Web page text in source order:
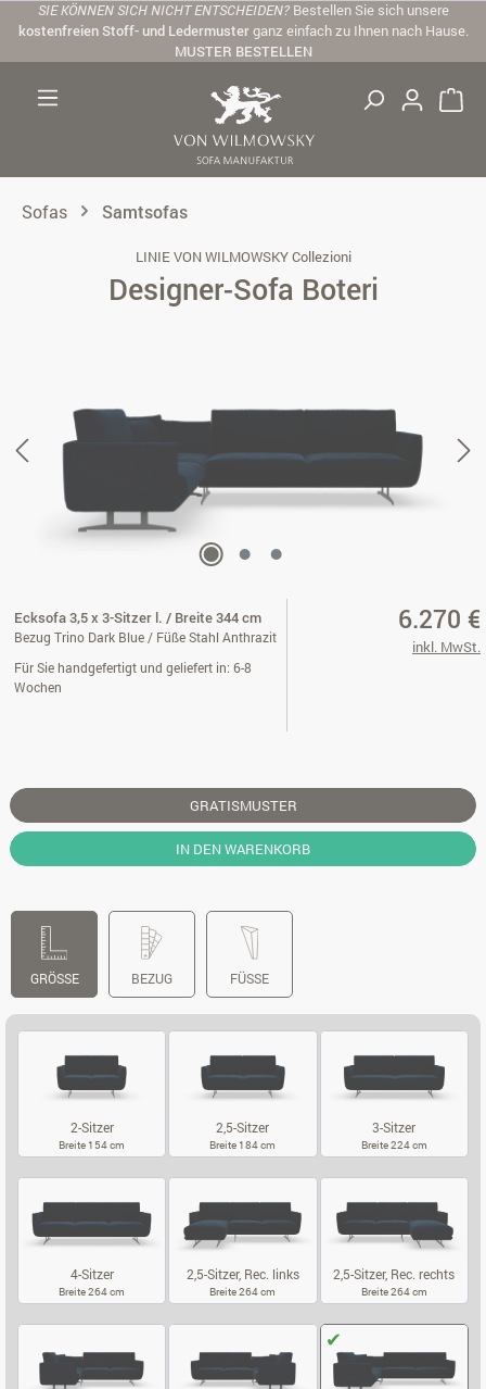
Zum Hauptinhalt springen
SIE KÖNNEN SICH NICHT ENTSCHEIDEN? Bestellen Sie sich unsere
kostenfreien Stoff- und Ledermusterganz einfach zu Ihnen nach Hause.
MUSTER BESTELLEN
Sofas Samtsofas
LINIE VON WILMOWSKY Collezioni
Designer-Sofa Boteri
Ecksofa 3,5 x 3-Sitzer l. / Breite 344 cm
Bezug Trino Dark Blue / Füße Stahl Anthrazit
Für Sie handgefertigt und geliefert in: 6-8
Wochen
6.270 €
inkl. MwSt.
GRATISMUSTER
IN DEN WARENKORB
GRÖSSE BEZUG FÜSSE
2-Sitzer
Breite 154 cm
2,5-Sitzer
Breite 184 cm
3-Sitzer
Breite 224 cm
4-Sitzer
Breite 264 cm
2,5-Sitzer, Rec. links
Breite 264 cm
2,5-Sitzer, Rec. rechts
Breite 264 cm